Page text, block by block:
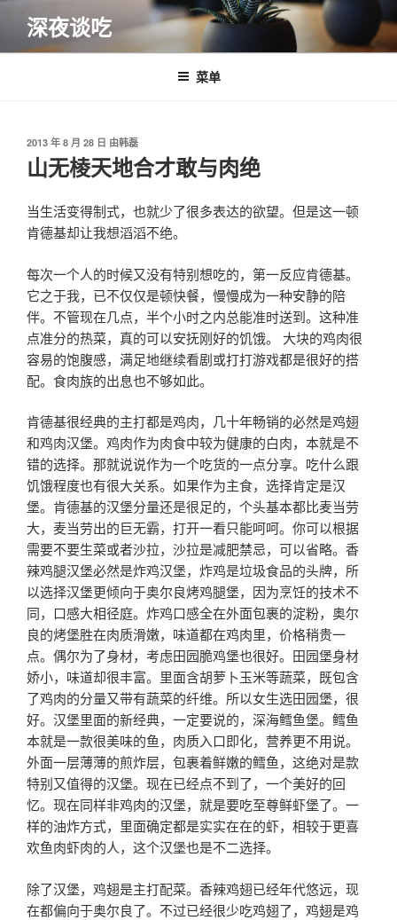
内
深夜谈吃
菜单
发
于
2013 年 8 月 28 日 由韩磊
山无棱天地合才敢与肉绝
当生活变得制式，也就少了很多表达的欲望。但是这一顿
肯德基却让我想滔滔不绝。
每次一个人的时候又没有特别想吃的，第一反应肯德基。
它之于我，已不仅仅是顿快餐，慢慢成为一种安静的陪
伴。不管现在几点，半个小时之内总能准时送到。这种准
点准分的热菜，真的可以安抚刚好的饥饿。 大块的鸡肉很
容易的饱腹感，满足地继续看剧或打打游戏都是很好的搭
配。食肉族的出息也不够如此。
肯德基很经典的主打都是鸡肉，几十年畅销的必然是鸡翅
和鸡肉汉堡。鸡肉作为肉食中较为健康的白肉，本就是不
错的选择。那就说说作为一个吃货的一点分享。吃什么跟
饥饿程度也有很大关系。如果作为主食，选择肯定是汉
堡。肯德基的汉堡分量还是很足的，个头基本都比麦当劳
大，麦当劳出的巨无霸，打开一看只能呵呵。你可以根据
需要不要生菜或者沙拉，沙拉是减肥禁忌，可以省略。香
辣鸡腿汉堡必然是炸鸡汉堡，炸鸡是垃圾食品的头牌，所
以选择汉堡更倾向于奥尔良烤鸡腿堡，因为烹饪的技术不
同，口感大相径庭。炸鸡口感全在外面包裹的淀粉，奥尔
良的烤堡胜在肉质滑嫩，味道都在鸡肉里，价格稍贵一
点。偶尔为了身材，考虑田园脆鸡堡也很好。田园堡身材
娇小，味道却很丰富。里面含胡萝卜玉米等蔬菜，既包含
了鸡肉的分量又带有蔬菜的纤维。所以女生选田园堡，很
好。汉堡里面的新经典，一定要说的，深海鳕鱼堡。鳕鱼
本就是一款很美味的鱼，肉质入口即化，营养更不用说。
外面一层薄薄的煎炸层，包裹着鲜嫩的鳕鱼，这绝对是款
特别又值得的汉堡。现在已经点不到了，一个美好的回
忆。现在同样非鸡肉的汉堡，就是要吃至尊鲜虾堡了。一
样的油炸方式，里面确定都是实实在在的虾，相较于更喜
欢鱼肉虾肉的人，这个汉堡也是不二选择。
除了汉堡，鸡翅是主打配菜。香辣鸡翅已经年代悠远，现
在都偏向于奥尔良了。不过已经很少吃鸡翅了，鸡翅是鸡